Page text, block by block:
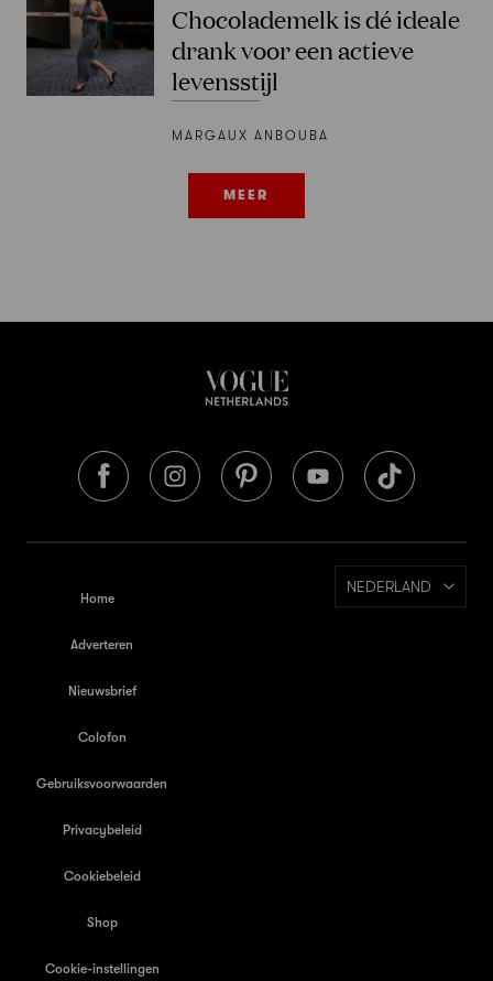
Chocolademelk is dé ideale
drank voor een actieve
levensstijl
MARGAUX ANBOUBA
MEER
Home
Adverteren
Nieuwsbrief
Colofon
Gebruiksvoorwaarden
Privacybeleid
Cookiebeleid
Shop
Cookie-instellingen
NEDERLAND